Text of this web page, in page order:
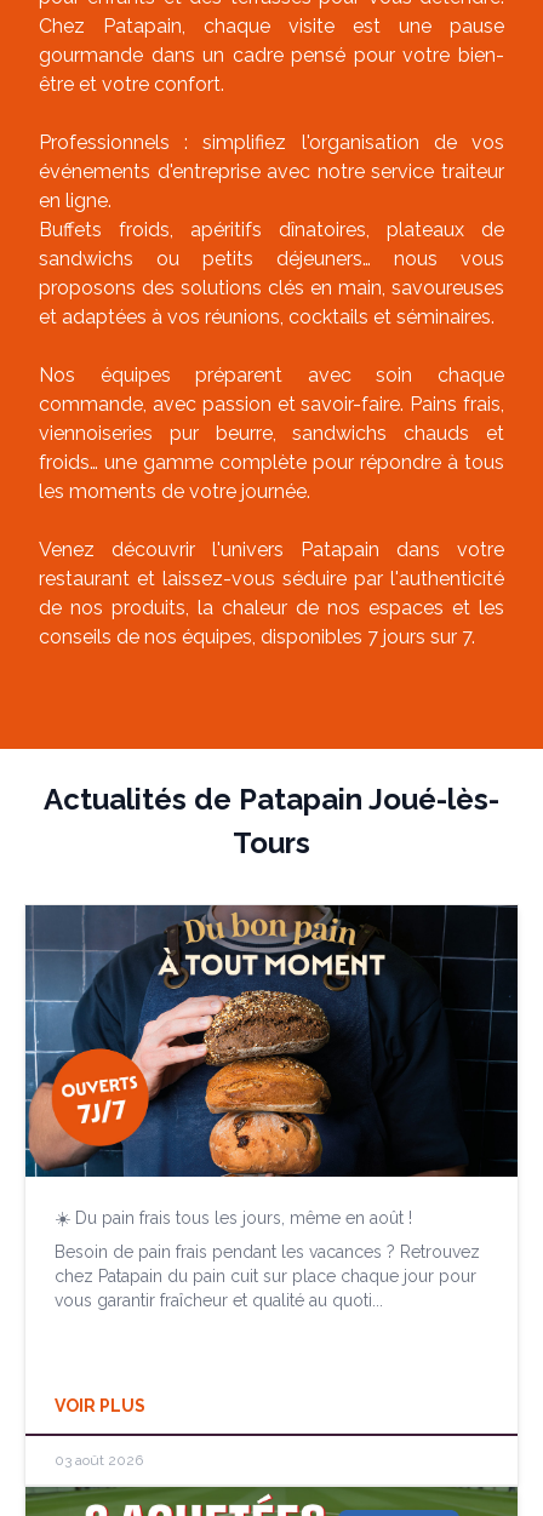
Chez Patapain, chaque visite est une pause
gourmande dans un cadre pensé pour votre bien-
être et votre confort.
Professionnels : simplifiez l'organisation de vos
événements d'entreprise avec notre service traiteur
en ligne.
Buffets froids, apéritifs dînatoires, plateaux de
sandwichs ou petits déjeuners… nous vous
proposons des solutions clés en main, savoureuses
et adaptées à vos réunions, cocktails et séminaires.
Nos équipes préparent avec soin chaque
commande, avec passion et savoir-faire. Pains frais,
viennoiseries pur beurre, sandwichs chauds et
froids… une gamme complète pour répondre à tous
les moments de votre journée.
Venez découvrir l'univers Patapain dans votre
restaurant et laissez-vous séduire par l'authenticité
de nos produits, la chaleur de nos espaces et les
conseils de nos équipes, disponibles 7 jours sur 7.
Actualités de Patapain Joué-lès-
Tours
☀️ Du pain frais tous les jours, même en août !
Besoin de pain frais pendant les vacances ? Retrouvez
chez Patapain du pain cuit sur place chaque jour pour
vous garantir fraîcheur et qualité au quoti...
VOIR PLUS
03 août 2026